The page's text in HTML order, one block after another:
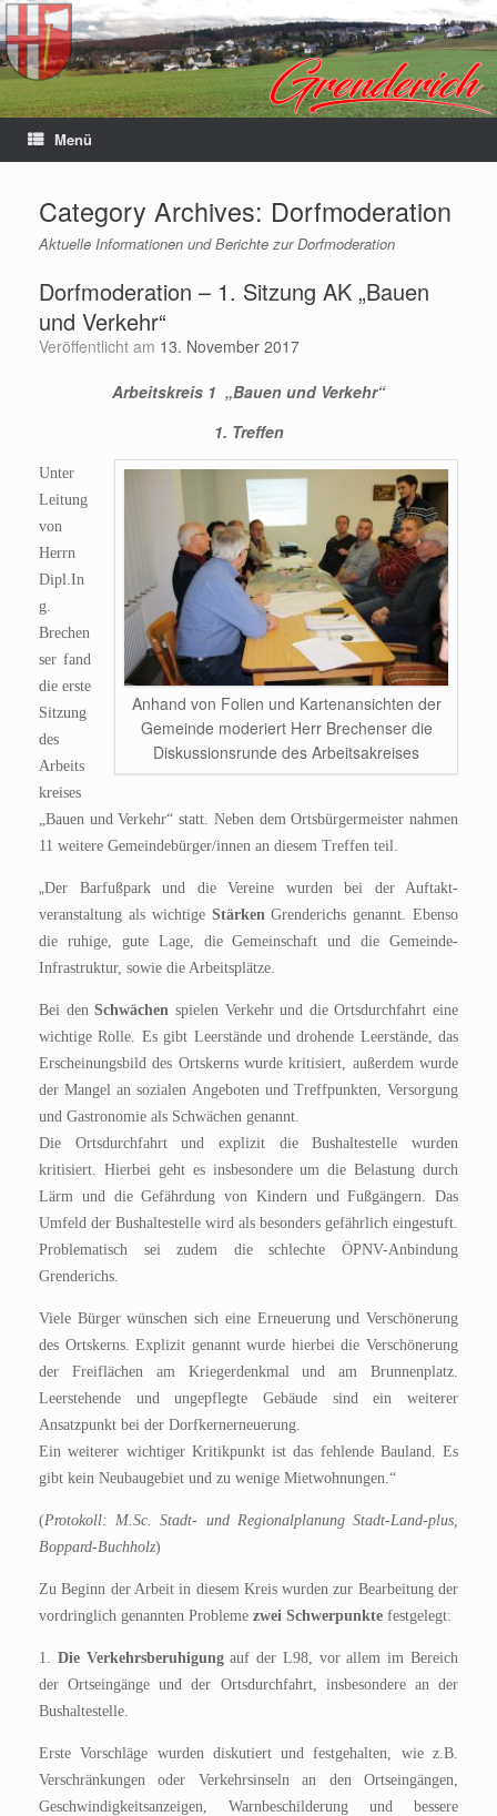
Menü
Category Archives: Dorfmoderation
Aktuelle Informationen und Berichte zur Dorfmoderation
Dorfmoderation – 1. Sitzung AK „Bauen
und Verkehr“
Veröffentlicht am 13. November 2017
Arbeitskreis 1 „Bauen und Verkehr“
1. Treffen
Anhand von Folien und Kartenansichten der
Gemeinde moderiert Herr Brechenser die
Diskussionsrunde des Arbeitsakreises
Unter
Leitung
von
Herrn
Dipl.In
g.
Brechen
ser fand
die erste
Sitzung
des
Arbeits
kreises
„Bauen und Verkehr“ statt. Neben dem Ortsbürgermeister nahmen
11 weitere Gemeindebürger/innen an diesem Treffen teil.
„Der Barfußpark und die Vereine wurden bei der Auftakt-
veranstaltung als wichtige Stärken Grenderichs genannt. Ebenso
die ruhige, gute Lage, die Gemeinschaft und die Gemeinde-
Infrastruktur, sowie die Arbeitsplätze.
Bei denSchwächen spielen Verkehr und die Ortsdurchfahrt eine
wichtige Rolle. Es gibt Leerstände und drohende Leerstände, das
Erscheinungsbild des Ortskerns wurde kritisiert, außerdem wurde
der Mangel an sozialen Angeboten und Treffpunkten, Versorgung
und Gastronomie als Schwächen genannt.
Die Ortsdurchfahrt und explizit die Bushaltestelle wurden
kritisiert. Hierbei geht es insbesondere um die Belastung durch
Lärm und die Gefährdung von Kindern und Fußgängern. Das
Umfeld der Bushaltestelle wird als besonders gefährlich eingestuft.
Problematisch sei zudem die schlechte ÖPNV-Anbindung
Grenderichs.
Viele Bürger wünschen sich eine Erneuerung und Verschönerung
des Ortskerns. Explizit genannt wurde hierbei die Verschönerung
der Freiflächen am Kriegerdenkmal und am Brunnenplatz.
Leerstehende und ungepflegte Gebäude sind ein weiterer
Ansatzpunkt bei der Dorfkernerneuerung.
Ein weiterer wichtiger Kritikpunkt ist das fehlende Bauland. Es
gibt kein Neubaugebiet und zu wenige Mietwohnungen.“
(Protokoll: M.Sc. Stadt- und Regionalplanung Stadt-Land-plus,
Boppard-Buchholz)
Zu Beginn der Arbeit in diesem Kreis wurden zur Bearbeitung der
vordringlich genannten Probleme zwei Schwerpunkte festgelegt:
1. Die Verkehrsberuhigungauf der L98, vor allem im Bereich
der Ortseingänge und der Ortsdurchfahrt, insbesondere an der
Bushaltestelle.
Erste Vorschläge wurden diskutiert und festgehalten, wie z.B.
Verschränkungen oder Verkehrsinseln an den Ortseingängen,
Geschwindigkeitsanzeigen, Warnbeschilderung und bessere